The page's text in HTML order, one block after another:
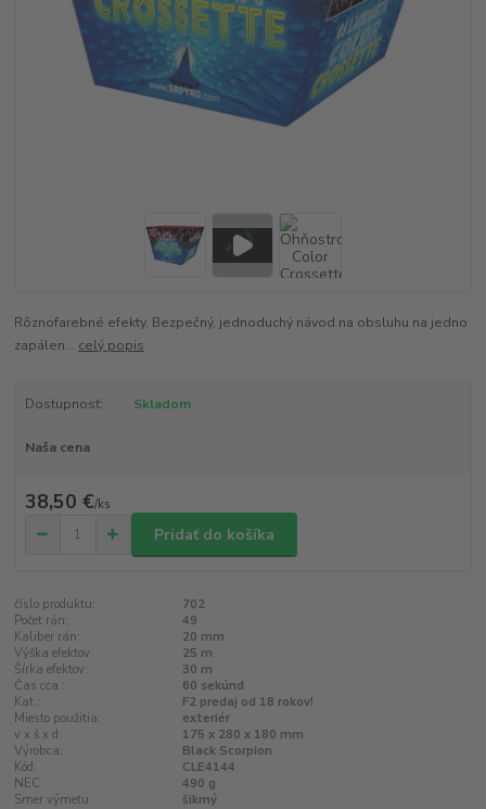
Rôznofarebné efekty. Bezpečný, jednoduchý návod na obsluhu na jedno
zapálen... celý popis
Dostupnosť: Skladom
Naša cena
38,50 €/ks
Pridať do košíka
číslo produktu:
702
Počet rán:
49
Kaliber rán:
20 mm
Výška efektov:
25 m
Šírka efektov:
30 m
Čas cca.:
60 sekúnd
Kat.:
F2 predaj od 18 rokov!
Miesto použitia:
exteriér
v x š x d:
175 x 280 x 180 mm
Výrobca:
Black Scorpion
Kód:
CLE4144
NEC:
490 g
Smer výmetu:
šikmý